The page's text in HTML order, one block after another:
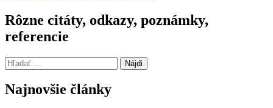
Rôzne citáty, odkazy, poznámky,
referencie
Hľadať:
Najnovšie články